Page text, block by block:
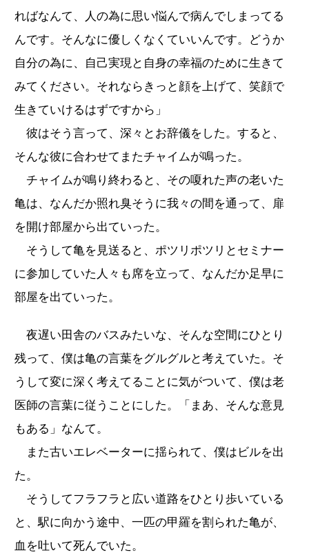
ればなんて、人の為に思い悩んで病んでしまってる
んです。そんなに優しくなくていいんです。どうか
自分の為に、自己実現と自身の幸福のために生きて
みてください。それならきっと顔を上げて、笑顔で
生きていけるはずですから」
彼はそう言って、深々とお辞儀をした。すると、
そんな彼に合わせてまたチャイムが鳴った。
チャイムが鳴り終わると、その嗄れた声の老いた
亀は、なんだか照れ臭そうに我々の間を通って、扉
を開け部屋から出ていった。
そうして亀を見送ると、ポツリポツリとセミナー
に参加していた人々も席を立って、なんだか足早に
部屋を出ていった。
夜遅い田舎のバスみたいな、そんな空間にひとり
残って、僕は亀の言葉をグルグルと考えていた。そ
うして変に深く考えてることに気がついて、僕は老
医師の言葉に従うことにした。「まあ、そんな意見
もある」なんて。
また古いエレベーターに揺られて、僕はビルを出
た。
そうしてフラフラと広い道路をひとり歩いている
と、駅に向かう途中、一匹の甲羅を割られた亀が、
血を吐いて死んでいた。